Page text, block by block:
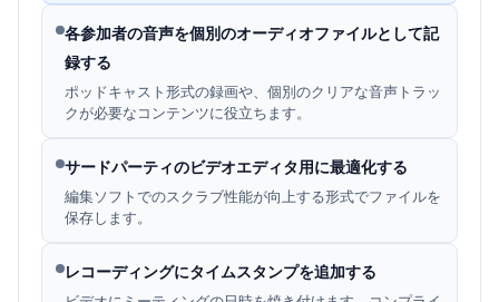
各参加者の音声を個別のオーディオファイルとして記
録する
ポッドキャスト形式の録画や、個別のクリアな音声トラッ
クが必要なコンテンツに役立ちます。
サードパーティのビデオエディタ用に最適化する
編集ソフトでのスクラブ性能が向上する形式でファイルを
保存します。
レコーディングにタイムスタンプを追加する